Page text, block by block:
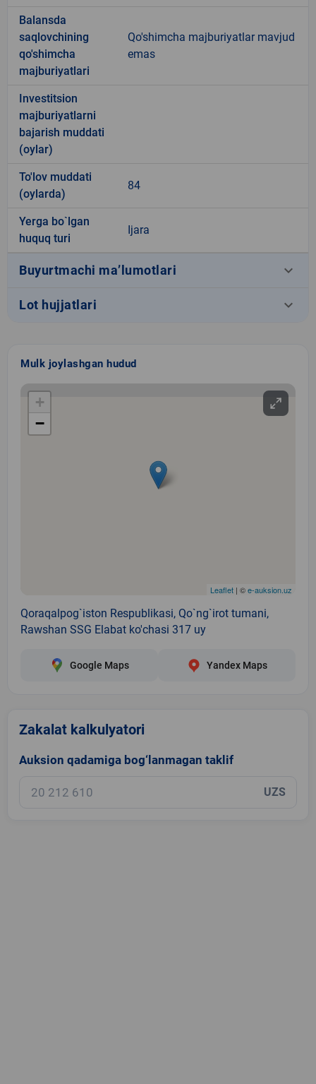
Balansda
saqlovchining
qo'shimcha
majburiyatlari
Qo'shimcha majburiyatlar mavjud
emas
Investitsion
majburiyatlarni
bajarish muddati
(oylar)
To'lov muddati
(oylarda)
84
Yerga bo`lgan
huquq turi
Ijara
Buyurtmachi ma’lumotlari keyboard_arrow_down
Lot hujjatlari keyboard_arrow_down
Mulk joylashgan hudud
+
−
Leaflet | ©e-auksion.uz
Qoraqalpog`iston Respublikasi, Qo`ng`irot tumani,
Rawshan SSG Elabat ko'chasi 317 uy
Google Maps Yandex Maps
Zakalat kalkulyatori
Auksion qadamiga bog‘lanmagan taklif
UZS